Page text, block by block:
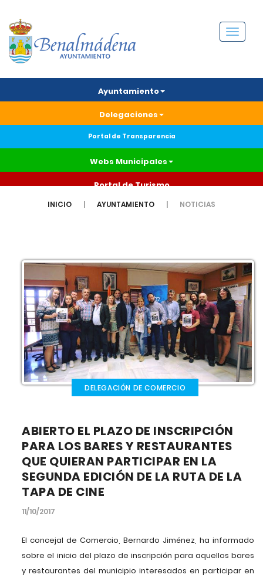
Menú
Ayuntamiento
Delegaciones
Portal de Transparencia
Webs Municipales
Portal de Turismo
INICIO AYUNTAMIENTO NOTICIAS
DELEGACIÓN DE COMERCIO
ABIERTO EL PLAZO DE INSCRIPCIÓN
PARA LOS BARES Y RESTAURANTES
QUE QUIERAN PARTICIPAR EN LA
SEGUNDA EDICIÓN DE LA RUTA DE LA
TAPA DE CINE
11/10/2017
El concejal de Comercio, Bernardo Jiménez, ha informado
sobre el inicio del plazo de inscripción para aquellos bares
y restaurantes del municipio interesados en participar en